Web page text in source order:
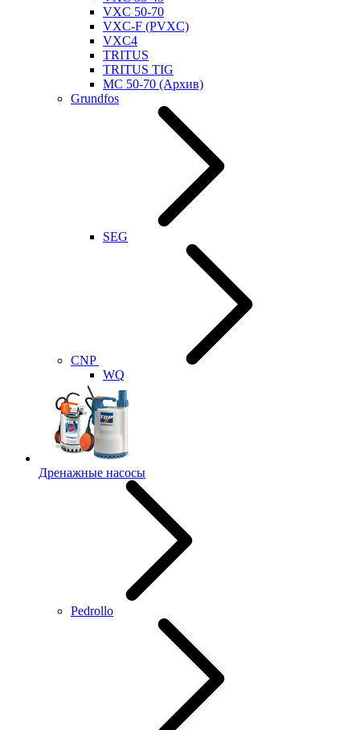
VXC 50-70
VXC-F (PVXC)
VXC4
TRITUS
TRITUS TIG
MC 50-70 (Архив)
Grundfos
SEG
CNP
WQ
Дренажные насосы
Pedrollo